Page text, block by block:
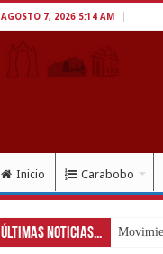
AGOSTO 7, 2026 5:14 AM
Inicio Carabobo
Últimas Noticias...